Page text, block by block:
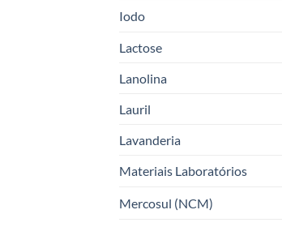
Iodo
Lactose
Lanolina
Lauril
Lavanderia
Materiais Laboratórios
Mercosul (NCM)